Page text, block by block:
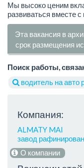
Мы высоко ценим
развиваться вместе
Эта вакансия в
срок размещения
Поиск работы,
водитель на авто
Компания:
ALMATY MAI
завод
О компании